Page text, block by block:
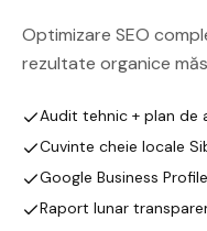
Optimizare SEO
rezultate organice
Audit tehnic + plan de
Cuvinte cheie locale
Google Business
Raport lunar